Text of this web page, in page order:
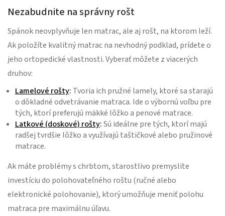
Nezabudnite na správny rošt
Spánok neovplyvňuje len matrac, ale aj rošt, na ktorom leží.
Ak položíte kvalitný matrac na nevhodný podklad, prídete o
jeho ortopedické vlastnosti. Vyberať môžete z viacerých
druhov:
Lamelové rošty: Tvoria ich pružné lamely, ktoré sa starajú
o dôkladné odvetrávanie matraca. Ide o výbornú voľbu pre
tých, ktorí preferujú mäkké lôžko a penové matrace.
Latkové (doskové) rošty:Sú ideálne pre tých, ktorí majú
radšej tvrdšie lôžko a využívajú taštičkové alebo pružinové
matrace.
Ak máte problémy s chrbtom, starostlivo premyslite
investíciu do polohovateľného roštu (ručné alebo
elektronické polohovanie), ktorý umožňuje meniť polohu
matraca pre maximálnu úľavu.